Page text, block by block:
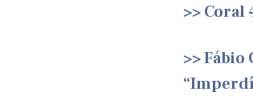
>> Coral
>>